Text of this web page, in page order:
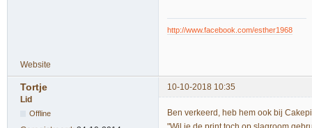
http://www.facebook.com/esther1968
Website
Tortje
10-10-2018 10:35
Lid
Offline
Ben verkeerd, heb hem ook bij